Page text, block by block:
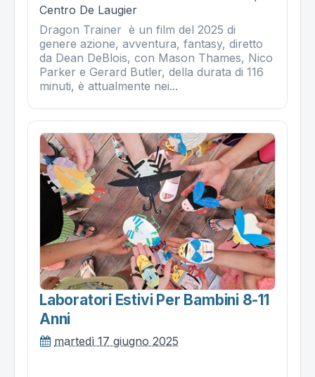
Centro De Laugier
Dragon Trainer è un film del 2025 di
genere azione, avventura, fantasy, diretto
da Dean DeBlois, con Mason Thames, Nico
Parker e Gerard Butler, della durata di 116
minuti, è attualmente nei...
Laboratori Estivi Per Bambini 8-11
Anni
martedì 17 giugno 2025